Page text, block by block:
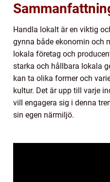
Handla lokalt är en viktig
gynna både ekonomin och
lokala företag och
starka och hållbara lokala
kan ta olika former och
kultur. Det är upp till varje
vill engagera sig i denna
sin egen närmiljö.